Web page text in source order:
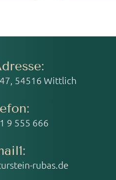
54516 Wittlich
9 555 666
rubas.de